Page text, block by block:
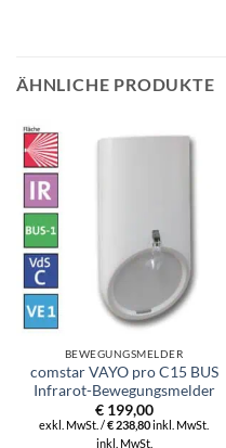
ÄHNLICHE PRODUKTE
BEWEGUNGSMELDER
comstar VAYO pro C15 BUS
Infrarot-Bewegungsmelder
€199,00
exkl. MwSt. /€238,80inkl. MwSt.
inkl. MwSt.